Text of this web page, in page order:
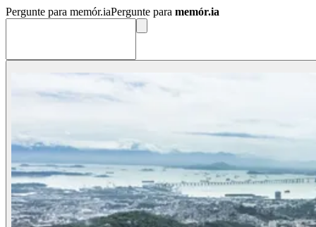
Pergunte para memór.iaPergunte para memór.ia